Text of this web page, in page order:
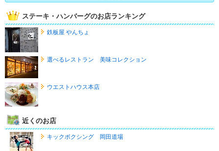
ステーキ・ハンバーグのお店ランキング
鉄板屋 やんちょ
選べるレストラン 美味コレクション
ウエストハウス本店
近くのお店
キックボクシング 岡田道場